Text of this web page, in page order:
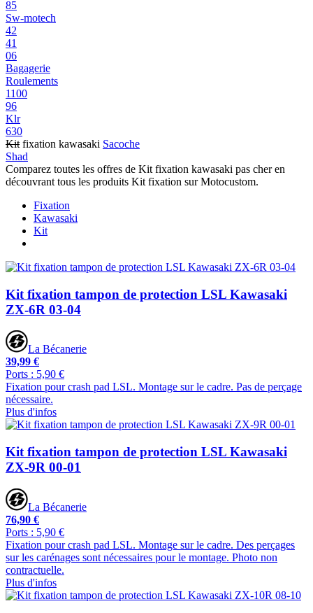
85
Sw-motech
42
41
06
Bagagerie
Roulements
1100
96
Klr
630
Kit fixation kawasaki Sacoche
Shad
Comparez toutes les offres de Kit fixation kawasaki pas cher en
découvrant tous les produits Kit fixation sur Motocustom.
Fixation
Kawasaki
Kit
Kit fixation tampon de protection LSL Kawasaki
ZX-6R 03-04
La Bécanerie
39,99 €
Ports : 5,90 €
Fixation pour crash pad LSL. Montage sur le cadre. Pas de perçage
nécessaire.
Plus d'infos
Kit fixation tampon de protection LSL Kawasaki
ZX-9R 00-01
La Bécanerie
76,90 €
Ports : 5,90 €
Fixation pour crash pad LSL. Montage sur le cadre. Des perçages
sur les carénages sont nécessaires pour le montage. Photo non
contractuelle.
Plus d'infos